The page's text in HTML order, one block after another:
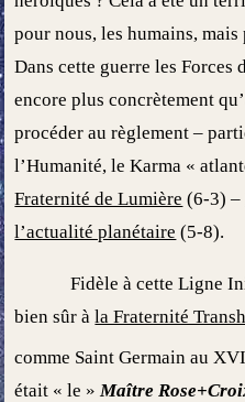
pour nous, les humains,
Dans cette guerre les Forces
encore plus concrètement
procéder au règlement –
l’Humanité, le Karma «
Fraternité de Lumière (6-3) –
l’actualité planétaire (5-8).
Fidèle à cette Ligne
bien sûr àla Fraternité
comme Saint Germain au
était « le » Maître